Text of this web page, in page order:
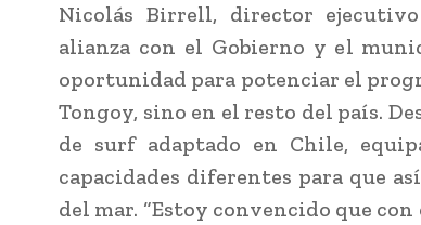
Nicolás Birrell, director
alianza con el Gobierno y el
oportunidad para potenciar el
Tongoy, sino en el resto del país.
de surf adaptado en Chile,
capacidades diferentes para que
del mar. “Estoy convencido que